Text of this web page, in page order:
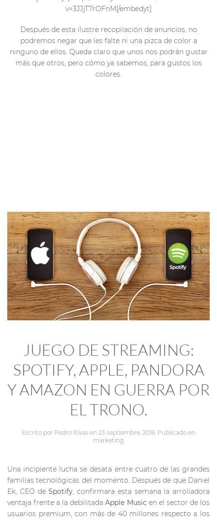
v=3JJjT7rOFnM[/embedyt]
Después de esta ilustre recopilación de anuncios, no
podremos negar que les falte ni una pizca de color a
ninguno de ellos. Queda claro que unos nos podrán gustar
más que otros, pero cómo ya sabemos, para gustos los
colores.
JUEGO DE STREAMING:
SPOTIFY, APPLE, PANDORA
Y AMAZON EN GUERRA POR
EL TRONO.
Escrito por Pedro Rivas en 23 septiembre, 2016. Publicado en
marketing.
Una incipiente lucha se desata entre cuatro de las grandes
familias tecnológicas del momento. Después de que Daniel
Ek, CEO deSpotify, confirmara esta semana la arrolladora
ventaja frente a la debilitadaApple Music en el sector de los
usuarios premium, con más de 40 millones respecto a los